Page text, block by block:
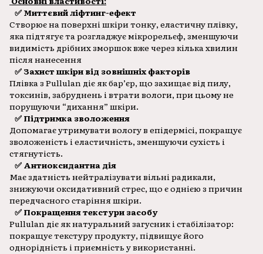
✅ Миттєвий ліфтинг-ефект
Створює на поверхні шкіри тонку, еластичну плівку,
яка підтягує та розгладжує мікрорельєф, зменшуючи
видимість дрібних зморшок вже через кілька хвилин
після нанесення
✅ Захист шкіри від зовнішніх факторів
Плівка з Pullulan діє як бар’єр, що захищає від пилу,
токсинів, забруднень і втрати вологи, при цьому не
порушуючи “дихання” шкіри.
✅ Підтримка зволоження
Допомагає утримувати вологу в епідермісі, покращує
зволоженість і еластичність, зменшуючи сухість і
стягнутість.
✅ Антиоксидантна дія
Має здатність нейтралізувати вільні радикали,
знижуючи оксидативний стрес, що є однією з причин
передчасного старіння шкіри.
✅ Покращення текстури засобу
Pullulan діє як натуральний загусник і стабілізатор:
покращує текстуру продукту, підвищує його
однорідність і приємність у використанні.